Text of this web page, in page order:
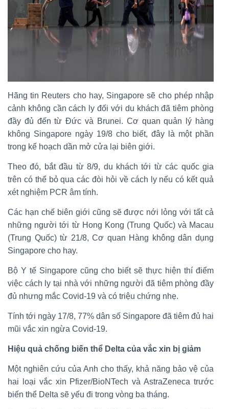
Hãng tin Reuters cho hay, Singapore sẽ cho phép nhập
cảnh không cần cách ly đối với du khách đã tiêm phòng
đầy đủ đến từ Đức và Brunei. Cơ quan quản lý hàng
không Singapore ngày 19/8 cho biết, đây là một phần
trong kế hoạch dần mở cửa lại biên giới.
Theo đó, bắt đầu từ 8/9, du khách tới từ các quốc gia
trên có thể bỏ qua các đòi hỏi về cách ly nếu có kết quả
xét nghiệm PCR âm tính.
Các hạn chế biên giới cũng sẽ được nới lỏng với tất cả
những người tới từ Hong Kong (Trung Quốc) và Macau
(Trung Quốc) từ 21/8, Cơ quan Hàng không dân dụng
Singapore cho hay.
Bộ Y tế Singapore cũng cho biết sẽ thực hiện thí điểm
việc cách ly tại nhà với những người đã tiêm phòng đầy
đủ nhưng mắc Covid-19 và có triệu chứng nhẹ.
Tính tới ngày 17/8, 77% dân số Singapore đã tiêm đủ hai
mũi vắc xin ngừa Covid-19.
Hiệu quả chống biến thể Delta của vắc xin bị giảm
Một nghiên cứu của Anh cho thấy, khả năng bảo vệ của
hai loại vắc xin Pfizer/BioNTech và AstraZeneca trước
biến thể Delta sẽ yếu đi trong vòng ba tháng.